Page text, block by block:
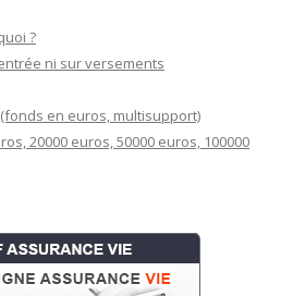
?
ni sur versements
en euros, multisupport)
20000 euros, 50000 euros, 100000